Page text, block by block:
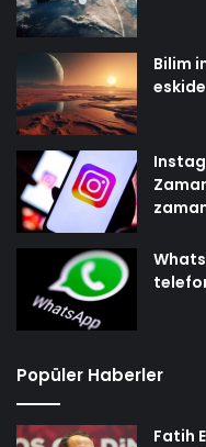
Bilim
Popüler Haberler
Fatih